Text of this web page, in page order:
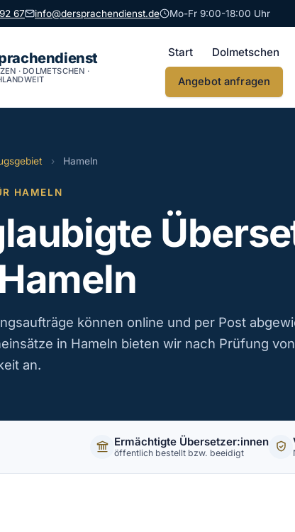
67 info@dersprachendienst.de Mo-Fr 9:00-18:00 Uhr
· DOLMETSCHEN ·
Start Dolmetschen
Angebot anfragen
› Hameln
HAMELN
können online und per Post
in Hameln bieten wir nach Prüfung
an.
Ermächtigte Übersetzer:innen
öffentlich bestellt bzw. beeidigt